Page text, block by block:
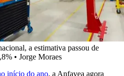
a estimativa passou de
• Jorge Moraes
início do ano, a Anfavea agora